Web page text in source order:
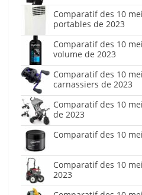
Comparatif des 10
portables de 2023
Comparatif des 10
volume de 2023
Comparatif des 10
carnassiers de 2023
Comparatif des 10
de 2023
Comparatif des 10
Comparatif des 10
2023